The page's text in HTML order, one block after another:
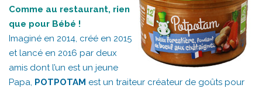
Comme au restaurant, rien
que pour Bébé !
Imaginé en 2014, créé en 2015
et lancé en 2016 par deux
amis dont l’un est un jeune
Papa, POTPOTAM est un traiteur créateur de goûts pour